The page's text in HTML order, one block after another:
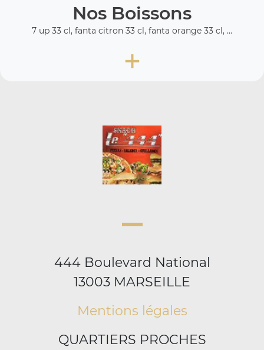
Nos Boissons
7 up 33 cl, fanta citron 33 cl, fanta orange 33 cl, ...
+
444 Boulevard National
13003 MARSEILLE
Mentions légales
QUARTIERS PROCHES